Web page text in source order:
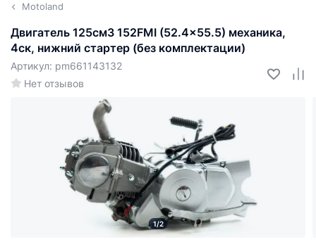
Motoland
Двигатель 125см3 152FMI (52.4x55.5) механика,
4ск, нижний стартер (без комплектации)
Нет отзывов
Артикул: pm661143132
1/2